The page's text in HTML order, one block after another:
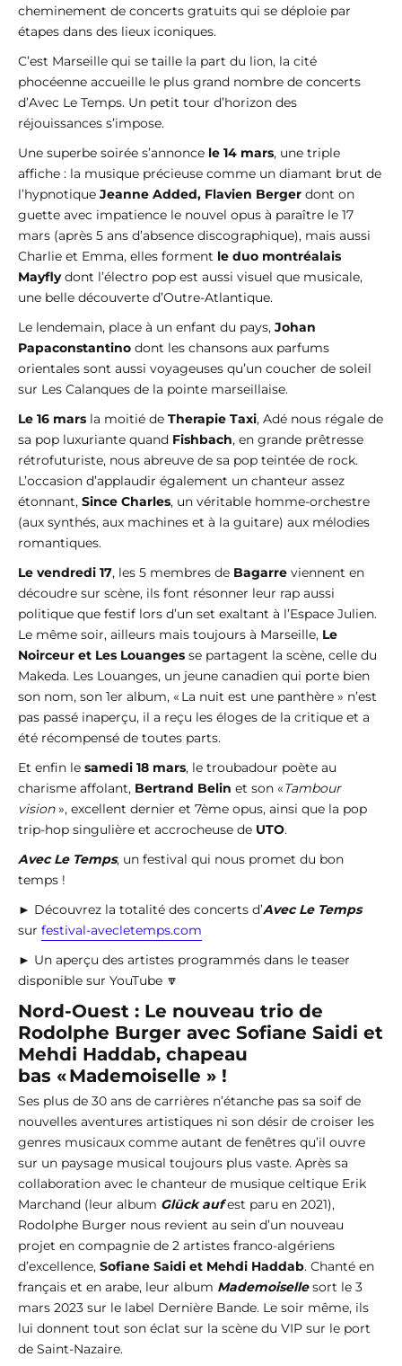
cheminement de concerts gratuits qui se déploie par
étapes dans des lieux iconiques.
C’est Marseille qui se taille la part du lion, la cité
phocéenne accueille le plus grand nombre de concerts
d’Avec Le Temps. Un petit tour d’horizon des
réjouissances s’impose.
Une superbe soirée s’annonce le 14 mars, une triple
affiche : la musique précieuse comme un diamant brut de
l’hypnotique Jeanne Added, Flavien Berger dont on
guette avec impatience le nouvel opus à paraître le 17
mars (après 5 ans d’absence discographique), mais aussi
Charlie et Emma, elles forment le duo montréalais
Mayflydont l’électro pop est aussi visuel que musicale,
une belle découverte d’Outre-Atlantique.
Le lendemain, place à un enfant du pays, Johan
Papaconstantino dont les chansons aux parfums
orientales sont aussi voyageuses qu’un coucher de soleil
sur Les Calanques de la pointe marseillaise.
Le 16 mars la moitié de Therapie Taxi, Adé nous régale de
sa pop luxuriante quand Fishbach, en grande prêtresse
rétrofuturiste, nous abreuve de sa pop teintée de rock.
L’occasion d’applaudir également un chanteur assez
étonnant, Since Charles, un véritable homme-orchestre
(aux synthés, aux machines et à la guitare) aux mélodies
romantiques.
Le vendredi 17, les 5 membres de Bagarre viennent en
découdre sur scène, ils font résonner leur rap aussi
politique que festif lors d’un set exaltant à l’Espace Julien.
Le même soir, ailleurs mais toujours à Marseille, Le
Noirceur et Les Louanges se partagent la scène, celle du
Makeda. Les Louanges, un jeune canadien qui porte bien
son nom, son 1er album, « La nuit est une panthère » n’est
pas passé inaperçu, il a reçu les éloges de la critique et a
été récompensé de toutes parts.
Et enfin le samedi 18 mars, le troubadour poète au
charisme affolant, Bertrand Belin et son «Tambour
vision», excellent dernier et 7ème opus, ainsi que la pop
trip-hop singulière et accrocheuse de UTO.
Avec Le Temps, un festival qui nous promet du bon
temps !
► Découvrez la totalité des concerts d’Avec Le Temps
sur festival-avecletemps.com
► Un aperçu des artistes programmés dans le teaser
disponible sur YouTube 🔽
Nord-Ouest : Le nouveau trio de
Rodolphe Burger avec Sofiane Saidi et
Mehdi Haddab, chapeau
bas « Mademoiselle » !
Ses plus de 30 ans de carrières n’étanche pas sa soif de
nouvelles aventures artistiques ni son désir de croiser les
genres musicaux comme autant de fenêtres qu’il ouvre
sur un paysage musical toujours plus vaste. Après sa
collaboration avec le chanteur de musique celtique Erik
Marchand (leur album Glück aufest paru en 2021),
Rodolphe Burger nous revient au sein d’un nouveau
projet en compagnie de 2 artistes franco-algériens
d’excellence, Sofiane Saidi et Mehdi Haddab. Chanté en
français et en arabe, leur album Mademoisellesort le 3
mars 2023 sur le label Dernière Bande. Le soir même, ils
lui donnent tout son éclat sur la scène du VIP sur le port
de Saint-Nazaire.